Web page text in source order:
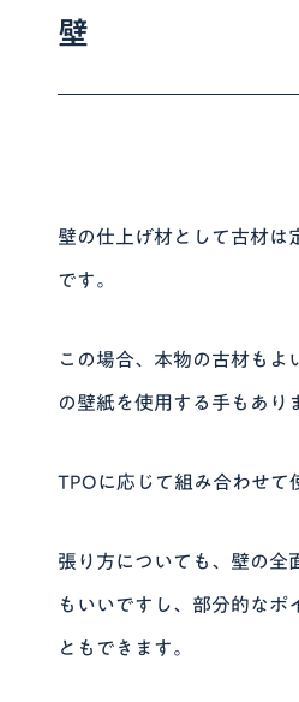
壁
壁の仕上げ材として古材は
です。
この場合、本物の古材もよ
の壁紙を使用する手もあり
TPOに応じて組み合わせて
張り方についても、壁の全
もいいですし、部分的なポ
ともできます。